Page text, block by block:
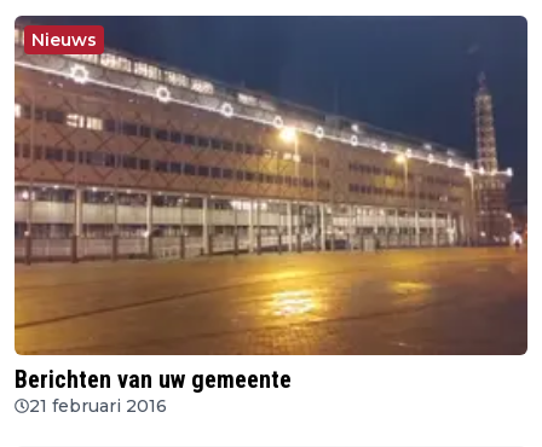
Nieuws
Berichten van uw gemeente
21 februari 2016